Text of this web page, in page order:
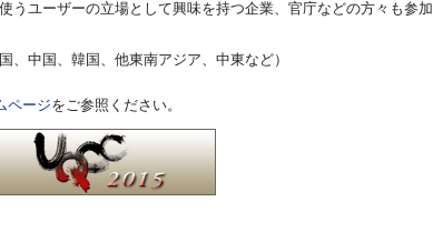
うユーザーの立場として興味を持つ企業、官庁などの方々も参加
中国、韓国、他東南アジア、中東など）
ページをご参照ください。